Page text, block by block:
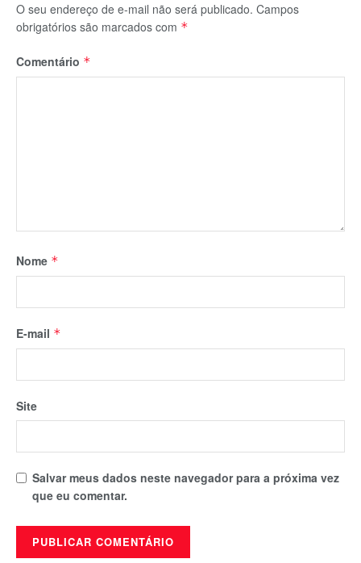
O seu endereço de e-mail não será publicado. Campos
obrigatórios são marcados com *
Comentário *
Nome *
E-mail *
Site
Salvar meus dados neste navegador para a próxima vez
que eu comentar.